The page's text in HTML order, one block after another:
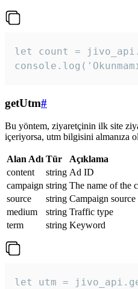
let count =
getUtm#
Bu yöntem, ziyaretçinin ilk site
içeriyorsa, utm bilgisini almanıza
Alan Adı Tür
Açıklama
content
string Ad ID
campaign string The name of the
source
string Campaign source
medium
string Traffic type
term
string Keyword
let utm =